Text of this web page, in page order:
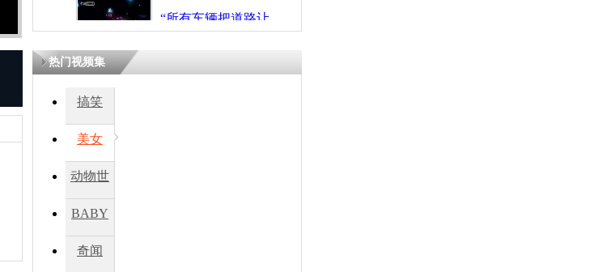
“所有车辆把道路让
开！”儿童突发疾病交
热门视频集
搞笑
美女
动物世
BABY
秀
奇闻